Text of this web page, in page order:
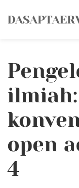
ilmiah:
open
4